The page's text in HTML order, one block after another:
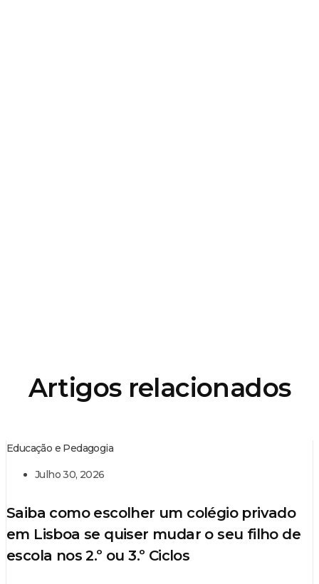
Artigos relacionados
Educação e Pedagogia
Julho 30, 2026
Saiba como escolher um colégio privado
em Lisboa se quiser mudar o seu filho de
escola nos 2.º ou 3.º Ciclos